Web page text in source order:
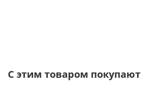
С этим товаром покупают